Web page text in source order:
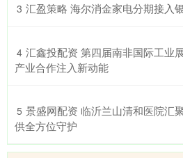
3 汇盈策略 海尔消金家电分期接入
4 汇鑫投配资 第四届南非国际工业
产业合作注入新动能
5 景盛网配资 临沂兰山清和医院汇
供全方位守护